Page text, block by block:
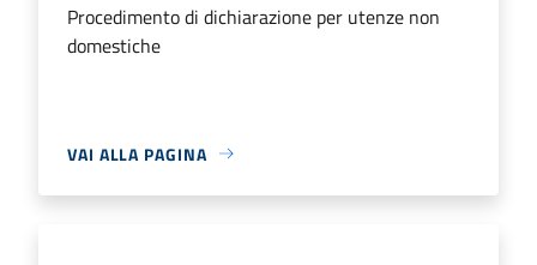
Procedimento di dichiarazione per utenze non
domestiche
VAI ALLA PAGINA